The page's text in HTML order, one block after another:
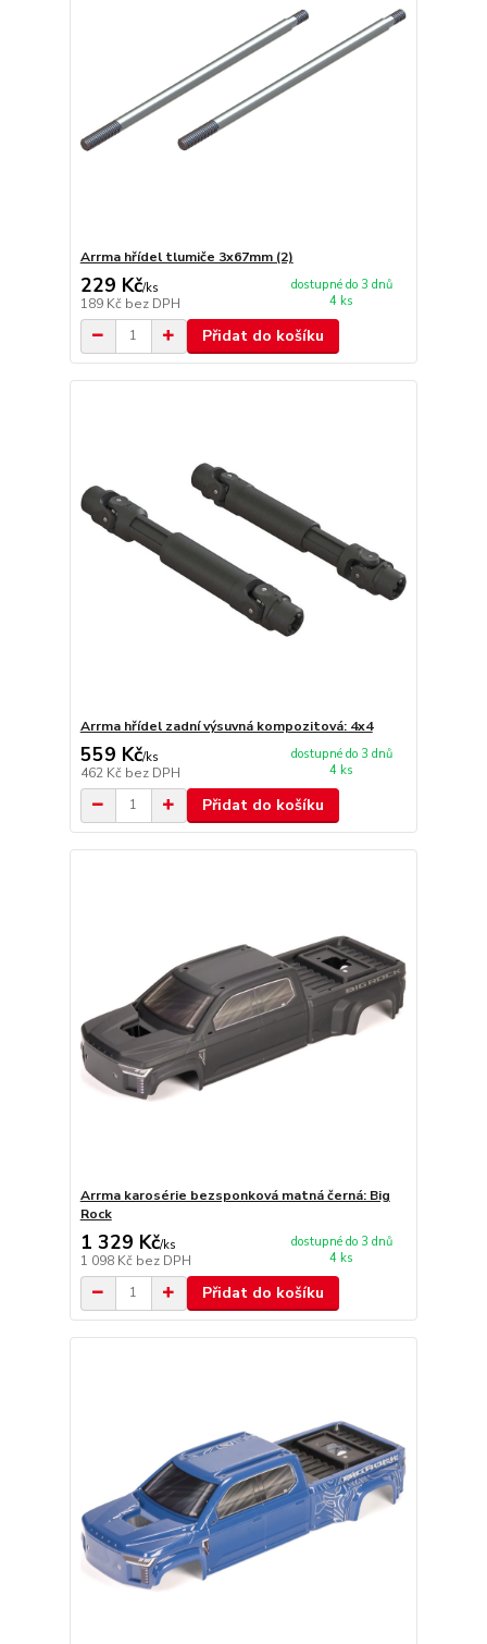
Arrma hřídel tlumiče 3x67mm (2)
229 Kč/ks
189 Kč bez DPH
dostupné do 3 dnů
4 ks
Přidat do košíku
Arrma hřídel zadní výsuvná kompozitová: 4x4
559 Kč/ks
462 Kč bez DPH
dostupné do 3 dnů
4 ks
Přidat do košíku
Arrma karosérie bezsponková matná černá: Big
Rock
1 329 Kč/ks
1 098 Kč bez DPH
dostupné do 3 dnů
4 ks
Přidat do košíku